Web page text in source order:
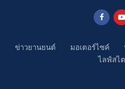
ข่าวยานยนต์ มอเตอร์ไซค์
ไลฟ์สไ